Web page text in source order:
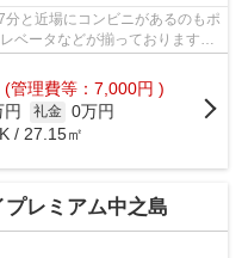
と近場にコンビニがあるのもポ
ベータなどが揃っております。
(管理費等：7,000円 )
円 礼金 0万円
/ 27.15㎡
プレミアム中之島